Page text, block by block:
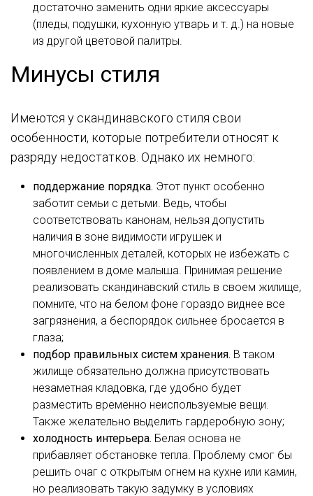
достаточно заменить одни яркие аксессуары
(пледы, подушки, кухонную утварь и т. д.) на новые
из другой цветовой палитры.
Минусы стиля
Имеются у скандинавского стиля свои
особенности, которые потребители относят к
разряду недостатков. Однако их немного:
поддержание порядка. Этот пункт особенно
заботит семьи с детьми. Ведь, чтобы
соответствовать канонам, нельзя допустить
наличия в зоне видимости игрушек и
многочисленных деталей, которых не избежать с
появлением в доме малыша. Принимая решение
реализовать скандинавский стиль в своем жилище,
помните, что на белом фоне гораздо виднее все
загрязнения, а беспорядок сильнее бросается в
глаза;
подбор правильных систем хранения. В таком
жилище обязательно должна присутствовать
незаметная кладовка, где удобно будет
разместить временно неиспользуемые вещи.
Также желательно выделить гардеробную зону;
холодность интерьера. Белая основа не
прибавляет обстановке тепла. Проблему смог бы
решить очаг с открытым огнем на кухне или камин,
но реализовать такую задумку в условиях